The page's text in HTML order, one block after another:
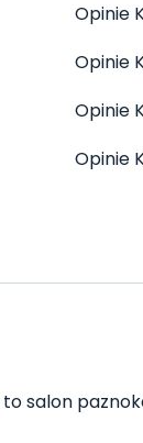
Opinie
Opinie
Opinie
Opinie
to salon